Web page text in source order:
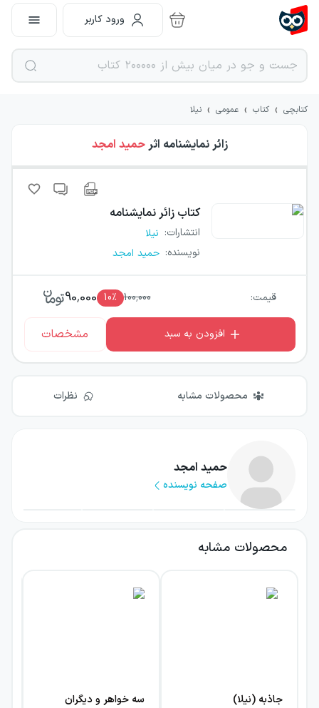
ورود کاربر
کتابچی › کتاب › عمومی › نیلا
زائر نمایشنامه اثرحمید امجد
کتاب زائر نمایشنامه
انتشارات: نیلا
نویسنده: حمید امجد
قیمت: 100,000
10٪ 90,000
افزودن به سبد مشخصات
محصولات مشابه نظرات
حمید امجد
صفحه نویسنده
محصولات مشابه
جاذبه (نیلا) سه خواهر و دیگران